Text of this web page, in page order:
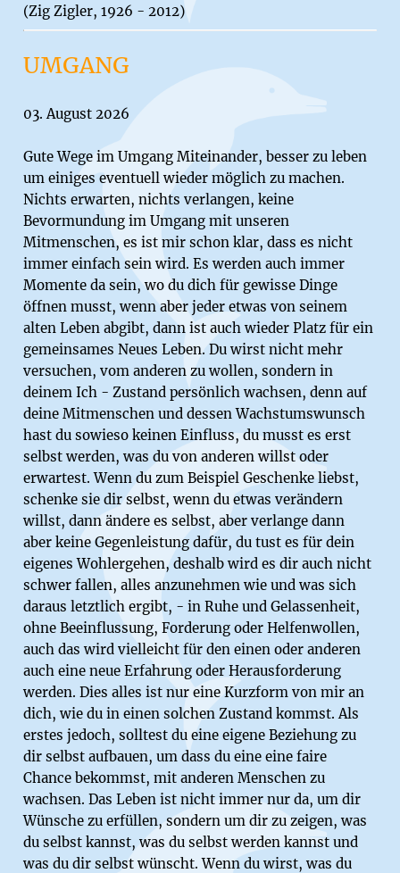
(Zig Zigler, 1926 - 2012)
UMGANG
03. August 2026
Gute Wege im Umgang Miteinander, besser zu leben
um einiges eventuell wieder möglich zu machen.
Nichts erwarten, nichts verlangen, keine
Bevormundung im Umgang mit unseren
Mitmenschen, es ist mir schon klar, dass es nicht
immer einfach sein wird. Es werden auch immer
Momente da sein, wo du dich für gewisse Dinge
öffnen musst, wenn aber jeder etwas von seinem
alten Leben abgibt, dann ist auch wieder Platz für ein
gemeinsames Neues Leben. Du wirst nicht mehr
versuchen, vom anderen zu wollen, sondern in
deinem Ich - Zustand persönlich wachsen, denn auf
deine Mitmenschen und dessen Wachstumswunsch
hast du sowieso keinen Einfluss, du musst es erst
selbst werden, was du von anderen willst oder
erwartest. Wenn du zum Beispiel Geschenke liebst,
schenke sie dir selbst, wenn du etwas verändern
willst, dann ändere es selbst, aber verlange dann
aber keine Gegenleistung dafür, du tust es für dein
eigenes Wohlergehen, deshalb wird es dir auch nicht
schwer fallen, alles anzunehmen wie und was sich
daraus letztlich ergibt, - in Ruhe und Gelassenheit,
ohne Beeinflussung, Forderung oder Helfenwollen,
auch das wird vielleicht für den einen oder anderen
auch eine neue Erfahrung oder Herausforderung
werden. Dies alles ist nur eine Kurzform von mir an
dich, wie du in einen solchen Zustand kommst. Als
erstes jedoch, solltest du eine eigene Beziehung zu
dir selbst aufbauen, um dass du eine eine faire
Chance bekommst, mit anderen Menschen zu
wachsen. Das Leben ist nicht immer nur da, um dir
Wünsche zu erfüllen, sondern um dir zu zeigen, was
du selbst kannst, was du selbst werden kannst und
was du dir selbst wünscht. Wenn du wirst, was du